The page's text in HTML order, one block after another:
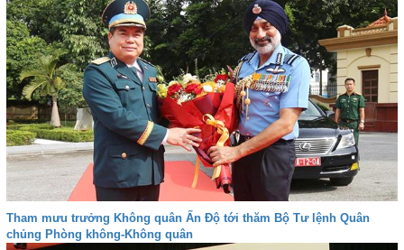
Tham mưu trưởng Không quân Ấn Độ tới thăm Bộ Tư lệnh Quân
chủng Phòng không-Không quân